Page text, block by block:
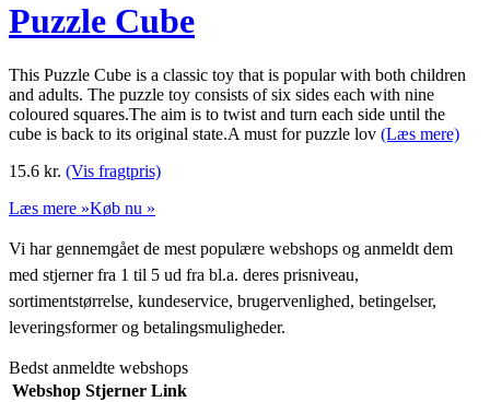
Puzzle Cube
This Puzzle Cube is a classic toy that is popular with both children
and adults. The puzzle toy consists of six sides each with nine
coloured squares.The aim is to twist and turn each side until the
cube is back to its original state.A must for puzzle lov (Læs mere)
15.6 kr. (Vis fragtpris)
Læs mere »Køb nu »
Vi har gennemgået de mest populære webshops og anmeldt dem
med stjerner fra 1 til 5 ud fra bl.a. deres prisniveau,
sortimentstørrelse, kundeservice, brugervenlighed, betingelser,
leveringsformer og betalingsmuligheder.
Bedst anmeldte webshops
Webshop Stjerner Link